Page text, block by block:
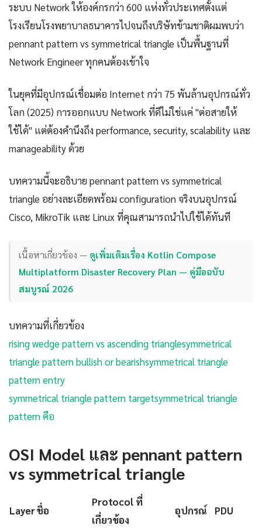
ระบบ Network ให้องค์กรกว่า 600 แห่งทั่วประเทศตั้งแต่
โรงเรียนโรงพยาบาลธนาคารไปจนถึงบริษัทข้ามชาติผมพบว่า
pennant pattern vs symmetrical triangle เป็นพื้นฐานที่
Network Engineer ทุกคนต้องเข้าใจ
ในยุคที่มีอุปกรณ์เชื่อมต่อ Internet กว่า 75 พันล้านอุปกรณ์ทั่ว
โลก (2025) การออกแบบ Network ที่ดีไม่ใช่แค่ "ต่อสายให้
ใช้ได้" แต่ต้องคำนึงถึง performance, security, scalability และ
manageability ด้วย
บทความนี้จะอธิบาย pennant pattern vs symmetrical
triangle อย่างละเอียดพร้อม configuration จริงบนอุปกรณ์
Cisco, MikroTik และ Linux ที่คุณสามารถนำไปใช้ได้ทันที
เนื้อหาเกี่ยวข้อง — ดูเพิ่มเติมเรื่อง Kotlin Compose
Multiplatform Disaster Recovery Plan — คู่มือฉบับ
สมบูรณ์ 2026
บทความที่เกี่ยวข้อง
rising wedge pattern vs ascending trianglesymmetrical
triangle pattern bullish or bearishsymmetrical triangle
pattern entry
symmetrical triangle pattern targetsymmetrical triangle
pattern คือ
OSI Model และ pennant pattern
vs symmetrical triangle
Layerชื่อ
Protocol ที่
เกี่ยวข้อง
อุปกรณ์ PDU